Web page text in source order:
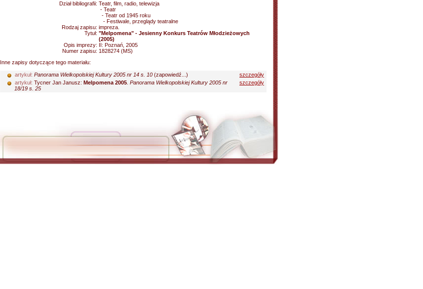
Dział bibliografii: Teatr, film, radio, telewizja
- Teatr
- Teatr od 1945 roku
- Festiwale, przeglądy teatralne
Rodzaj zapisu: impreza.
Tytuł: "Melpomena" - Jesienny Konkurs Teatrów Młodzieżowych
(2005)
Opis imprezy: II: Poznań, 2005
Numer zapisu: 1828274 (MS)
Inne zapisy dotyczące tego materiału:
artykuł: Panorama Wielkopolskiej Kultury 2005 nr 14 s. 10 (zapowiedź...)
szczegóły
artykuł: Tycner Jan Janusz: Melpomena 2005 Panorama Wielkopolskiej Kultury 2005 nr
18/19 s. 25
szczegóły